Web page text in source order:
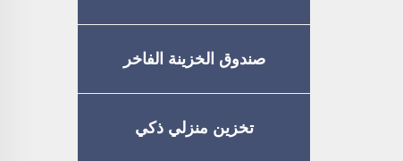
صندوق الخزينة الفاخر
تخزين منزلي ذكي